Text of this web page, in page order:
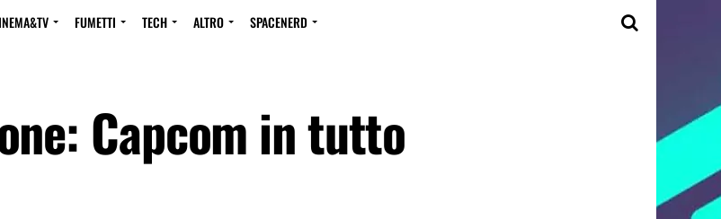
FUMETTI TECH ALTRO SPACENERD
Capcom in tutto